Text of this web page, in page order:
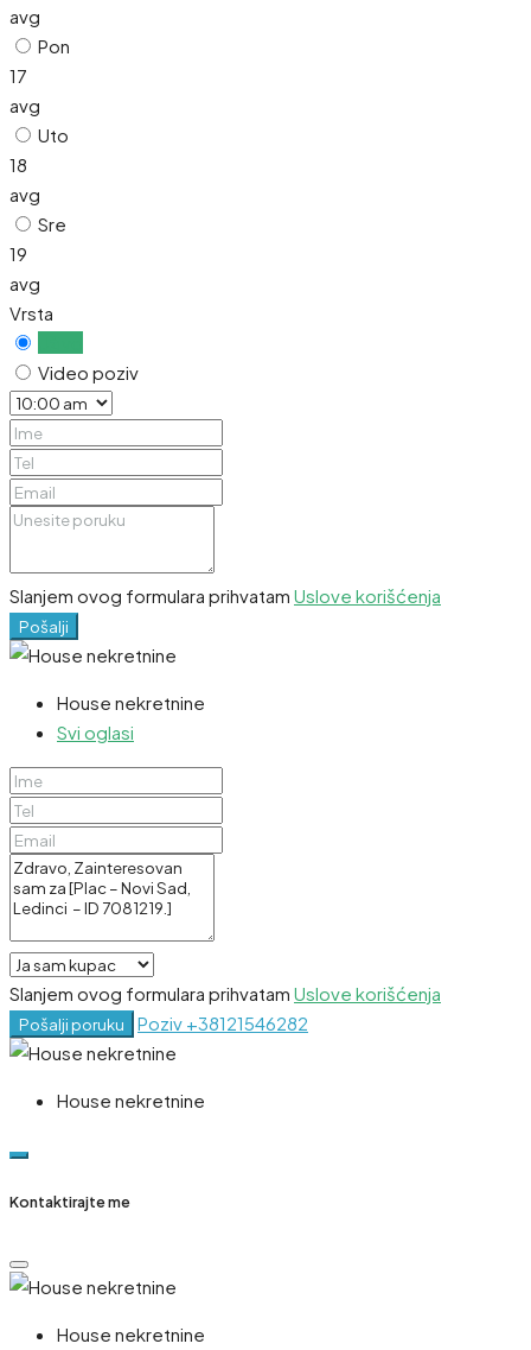
avg
Pon
17
avg
Uto
18
avg
Sre
19
avg
Vrsta
Video poziv
Slanjem ovog formulara prihvatam Uslove korišćenja
Pošalji
House nekretnine
Svi oglasi
Slanjem ovog formulara prihvatam Uslove korišćenja
Pošalji poruku Poziv +38121546282
House nekretnine
Kontaktirajte me
House nekretnine